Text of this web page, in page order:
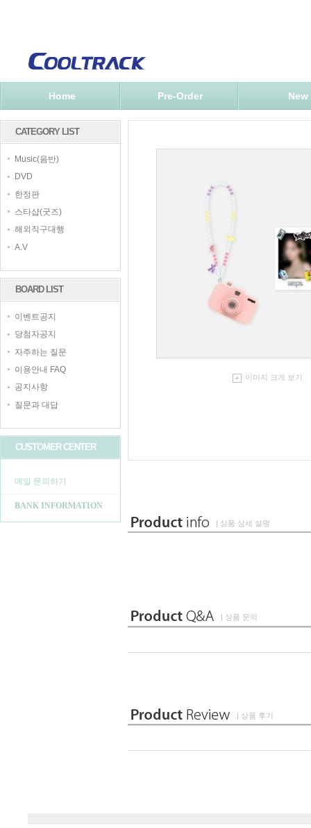
Home Pre-Order New
CATEGORY LIST
Music(음반)
DVD
한정판
스타샵(굿즈)
해외직구대행
A.V
BOARD LIST
이벤트공지
당첨자공지
자주하는 질문
이용안내 FAQ
공지사항
질문과 대답
CUSTOMER CENTER
메일 문의하기
BANK INFORMATION
이미지 크게 보기
| 상품 상세 설명
| 상품 문의
| 상품 후기